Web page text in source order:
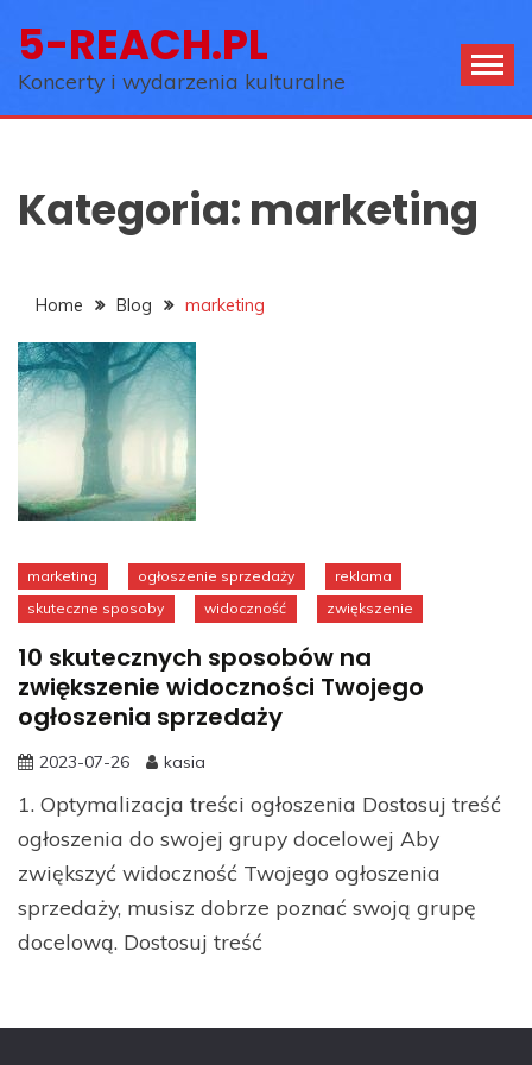
content
5-REACH.PL
Koncerty i wydarzenia kulturalne
Kategoria: marketing
Home Blog marketing
marketing ogłoszenie sprzedaży
reklama
skuteczne sposoby
widoczność zwiększenie
10 skutecznych sposobów na
zwiększenie widoczności Twojego
ogłoszenia sprzedaży
2023-07-26 kasia
1. Optymalizacja treści ogłoszenia Dostosuj treść
ogłoszenia do swojej grupy docelowej Aby
zwiększyć widoczność Twojego ogłoszenia
sprzedaży, musisz dobrze poznać swoją grupę
docelową. Dostosuj treść